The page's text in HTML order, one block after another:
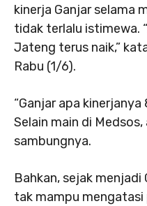
kinerja Ganjar selama
tidak terlalu istimewa.
Jateng terus naik,”
Rabu (1/6).
“Ganjar apa
Selain main di
sambungnya.
Bahkan, sejak menjadi
tak mampu mengatasi